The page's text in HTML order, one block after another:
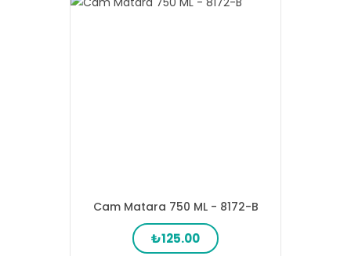
Cam Matara 750 ML - 8172-B
₺125.00